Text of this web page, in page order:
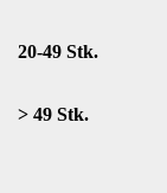
20-49 Stk.
> 49 Stk.